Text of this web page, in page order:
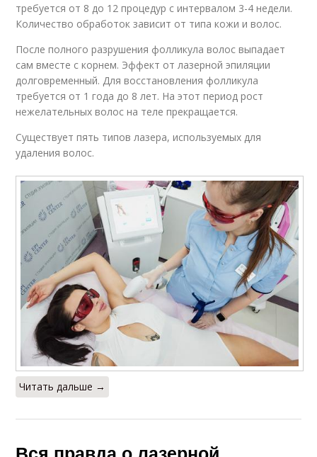
требуется от 8 до 12 процедур с интервалом 3-4 недели.
Количество обработок зависит от типа кожи и волос.
После полного разрушения фолликула волос выпадает
сам вместе с корнем. Эффект от лазерной эпиляции
долговременный. Для восстановления фолликула
требуется от 1 года до 8 лет. На этот период рост
нежелательных волос на теле прекращается.
Существует пять типов лазера, используемых для
удаления волос.
Читать дальше →